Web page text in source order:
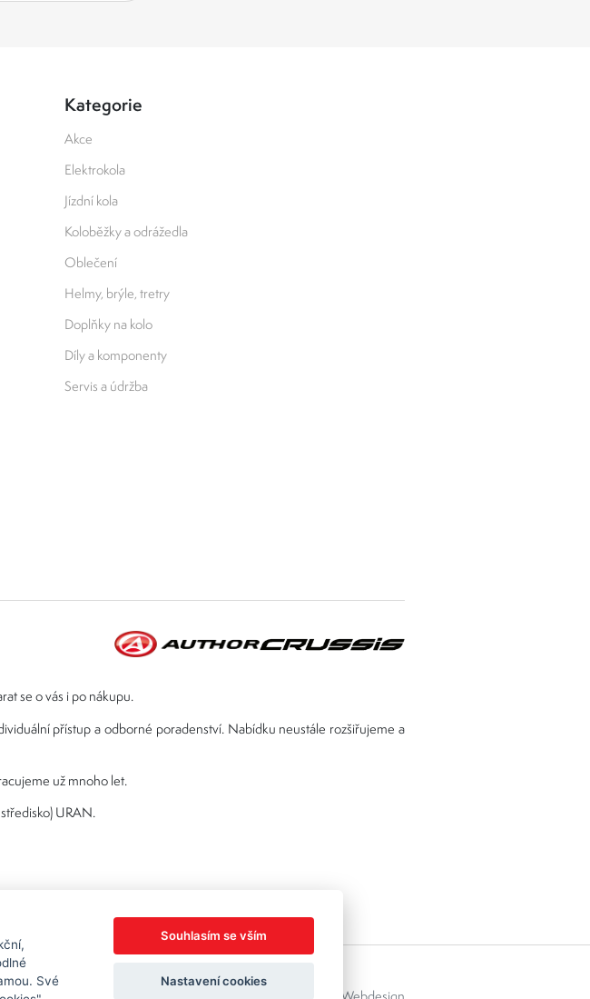
Kategorie
Akce
Elektrokola
Jízdní kola
Koloběžky a odrážedla
Oblečení
Helmy, brýle, tretry
Doplňky na kolo
Díly a komponenty
Servis a údržba
se o vás i po nákupu.
přístup a odborné poradenství. Nabídku neustále rozšiřujeme a
už mnoho let.
URAN.
Své
Souhlasím se vším
Nastavení cookies